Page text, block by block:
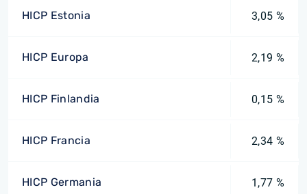
HICP Estonia 3,05 %
HICP Europa 2,19 %
HICP Finlandia 0,15 %
HICP Francia 2,34 %
HICP Germania 1,77 %